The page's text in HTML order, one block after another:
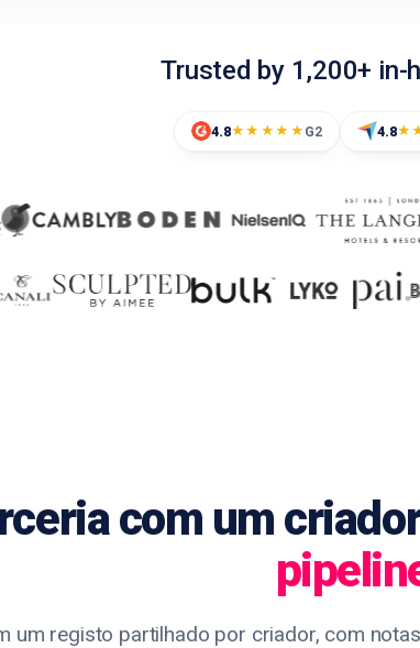
Trusted by 1,200+ in-
4.8★★★★★ G2 4.8
com um
um registo partilhado por criador, com